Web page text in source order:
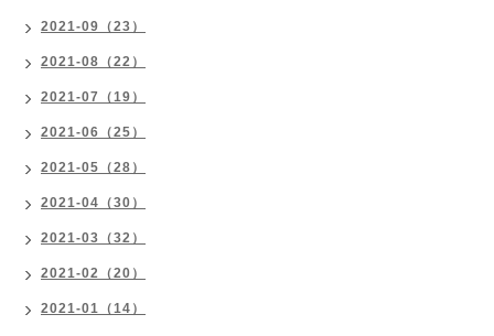
2021-09（23）
2021-08（22）
2021-07（19）
2021-06（25）
2021-05（28）
2021-04（30）
2021-03（32）
2021-02（20）
2021-01（14）